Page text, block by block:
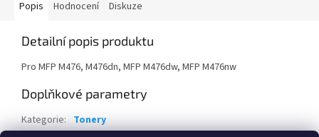
Popis Hodnocení Diskuze
Detailní popis produktu
Pro MFP M476, M476dn, MFP M476dw, MFP M476nw
Doplňkové parametry
Kategorie: Tonery